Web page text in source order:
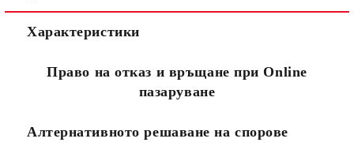
Съгласен съм сПолитиката за лични данни
Ние ще се свържем с вас в рамките на работния ден.
Характеристики
Право на отказ и връщане при Online
пазаруване
Алтернативното решаване на спорове